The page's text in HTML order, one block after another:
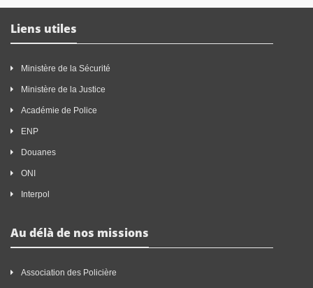
Liens utiles
Ministère de la Sécurité
Ministère de la Justice
Académie de Police
ENP
Douanes
ONI
Interpol
Au délà de nos missions
Association des Policière